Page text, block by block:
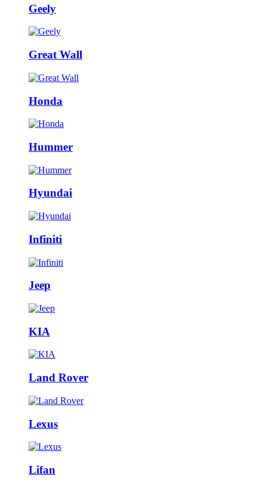
Geely
Great Wall
Honda
Hummer
Hyundai
Infiniti
Jeep
KIA
Land Rover
Lexus
Lifan